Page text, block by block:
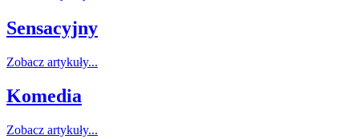
Sensacyjny
Zobacz artykuły...
Komedia
Zobacz artykuły...